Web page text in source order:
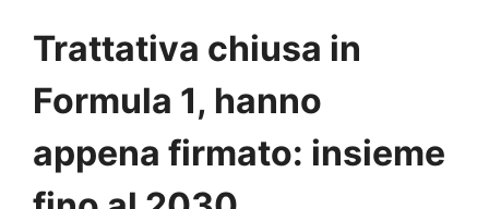
Trattativa chiusa in
Formula 1, hanno
appena firmato: insieme